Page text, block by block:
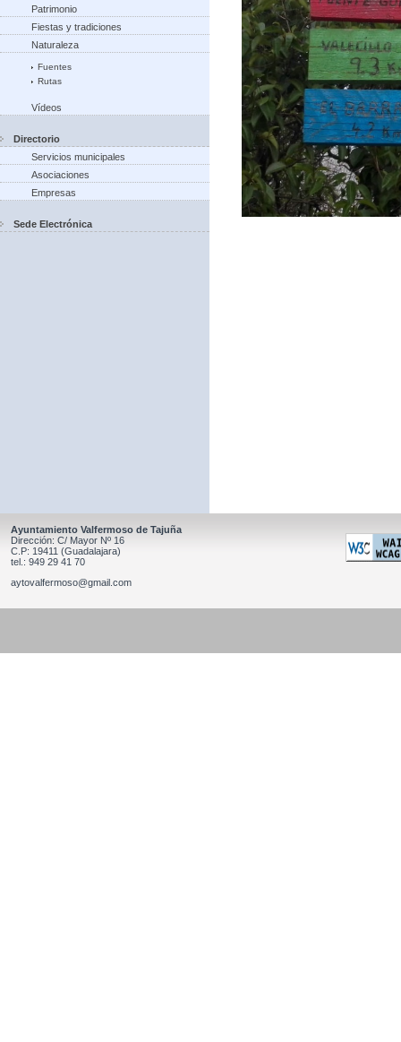
Patrimonio
Fiestas y tradiciones
Naturaleza
Fuentes
Rutas
Vídeos
Directorio
Servicios municipales
Asociaciones
Empresas
Sede Electrónica
Ayuntamiento Valfermoso de Tajuña
Dirección: C/ Mayor Nº 16
C.P: 19411 (Guadalajara)
tel.: 949 29 41 70
aytovalfermoso@gmail.com